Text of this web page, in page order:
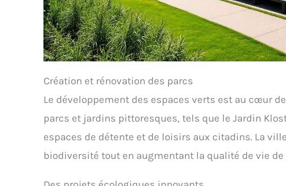
Création et rénovation des parcs
Le développement des espaces verts est au cœur
parcs et jardins pittoresques, tels que le Jardin
espaces de détente et de loisirs aux citadins. La
biodiversité tout en augmentant la qualité de vie